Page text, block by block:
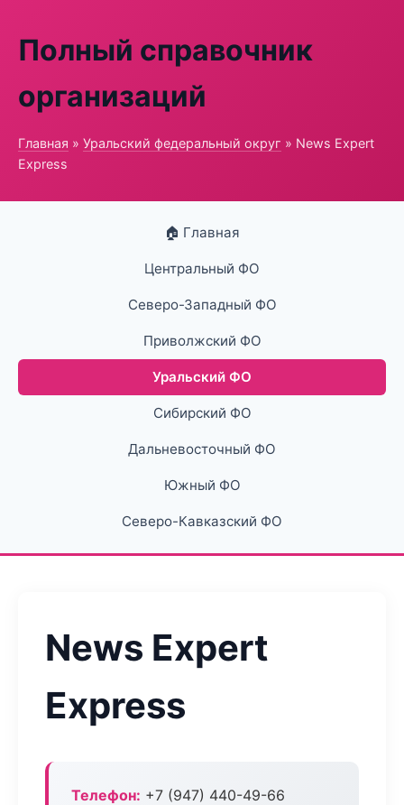
Полный справочник
организаций
Главная » Уральский федеральный округ » News Expert
Express
🏠 Главная
Центральный ФО
Северо-Западный ФО
Приволжский ФО
Уральский ФО
Сибирский ФО
Дальневосточный ФО
Южный ФО
Северо-Кавказский ФО
News Expert
Express
Телефон: +7 (947) 440-49-66